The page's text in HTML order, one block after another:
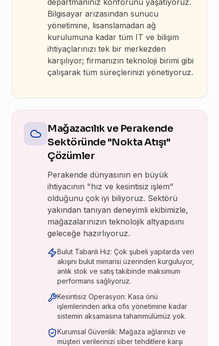
departmanınız konforunu yaşatıyoruz.
Bilgisayar arızasından sunucu
yönetimine, lisanslamadan ağ
kurulumuna kadar tüm IT ve bilişim
ihtiyaçlarınızı tek bir merkezden
karşılıyor; firmanızın teknoloji birimi gibi
çalışarak tüm süreçlerinizi yönetiyoruz.
Mağazacılık ve Perakende
Sektöründe "Nokta Atışı"
Çözümler
Perakende dünyasının en büyük
ihtiyacının "hız ve kesintisiz işlem"
olduğunu çok iyi biliyoruz. Sektörü
yakından tanıyan deneyimli ekibimizle,
mağazalarınızın teknolojik altyapısını
geleceğe hazırlıyoruz.
Bulut Tabanlı Hız: Çok şubeli yapılarda veri
akışını bulut mimarisi üzerinden kurguluyor,
anlık stok ve satış takibinde maksimum
performans sağlıyoruz.
Kesintisiz Operasyon: Kasa önü
işlemlerinden arka ofis yönetimine kadar
sistemin aksamasına tahammülümüz yok.
Kurumsal Güvenlik: Mağaza ağlarınızı ve
müşteri verilerinizi siber tehditlere karşı